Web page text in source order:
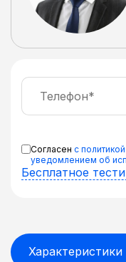
Согласен с
уведомлением об
Бесплатное